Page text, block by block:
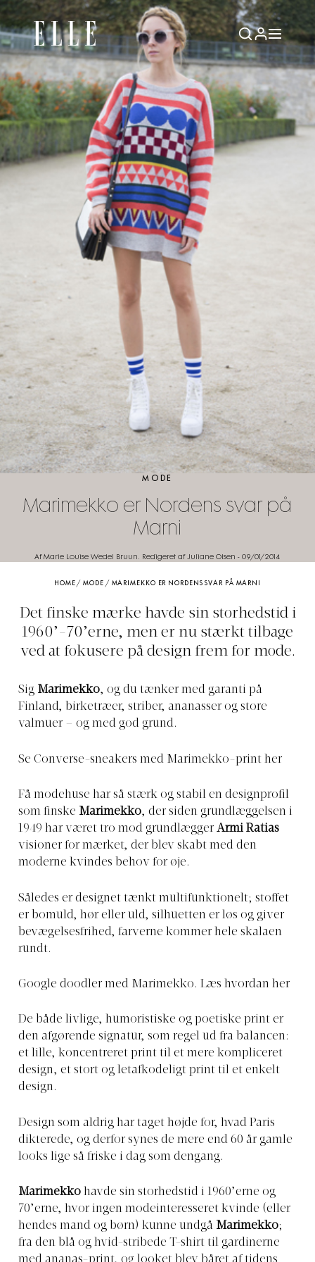
MODE
Marimekko er Nordens svar på
Marni
Af Marie Louise Wedel Bruun. Redigeret af Juliane Olsen - 09/01/2014
HOME /MODE / MARIMEKKO ER NORDENS SVAR PÅ MARNI
Det finske mærke havde sin storhedstid i
1960’-70’erne, men er nu stærkt tilbage
ved at fokusere på design frem for mode.
Sig Marimekko, og du tænker med garanti på
Finland, birketræer, striber, ananasser og store
valmuer – og med god grund.
Se Converse-sneakers med Marimekko-print her
Få modehuse har så stærk og stabil en designprofil
som finske Marimekko, der siden grundlæggelsen i
1949 har været tro mod grundlægger Armi Ratias
visioner for mærket, der blev skabt med den
moderne kvindes behov for øje.
Således er designet tænkt multifunktionelt; stoffet
er bomuld, hør eller uld, silhuetten er løs og giver
bevægelsesfrihed, farverne kommer hele skalaen
rundt.
Google doodler med Marimekko. Læs hvordan her
De både livlige, humoristiske og poetiske print er
den afgørende signatur, som regel ud fra balancen:
et lille, koncentreret print til et mere kompliceret
design, et stort og letafkodeligt print til et enkelt
design.
Design som aldrig har taget højde for, hvad Paris
dikterede, og derfor synes de mere end 60 år gamle
looks lige så friske i dag som dengang.
Marimekko havde sin storhedstid i 1960’erne og
70’erne, hvor ingen modeinteresseret kvinde (eller
hendes mand og børn) kunne undgå Marimekko;
fra den blå og hvid-stribede T-shirt til gardinerne